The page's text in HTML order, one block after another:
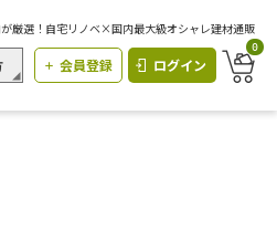
厳選！自宅リノベ×国内最大級オシャレ建材通販
会員登録 ログイン
0